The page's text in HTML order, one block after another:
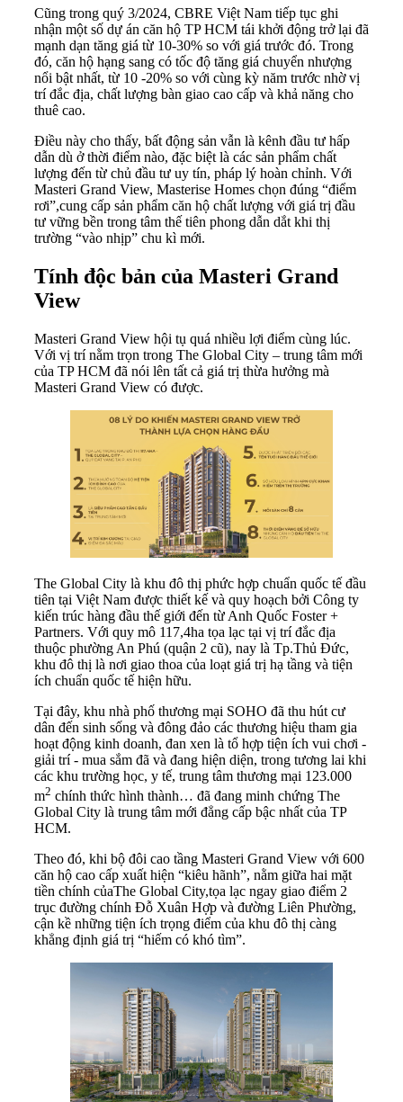
Cũng trong quý 3/2024, CBRE Việt Nam tiếp tục ghi
nhận một số dự án căn hộ TP HCM tái khởi động trở lại đã
mạnh dạn tăng giá từ 10-30% so với giá trước đó. Trong
đó, căn hộ hạng sang có tốc độ tăng giá chuyển nhượng
nổi bật nhất, từ 10 -20% so với cùng kỳ năm trước nhờ vị
trí đắc địa, chất lượng bàn giao cao cấp và khả năng cho
thuê cao.
Điều này cho thấy, bất động sản vẫn là kênh đầu tư hấp
dẫn dù ở thời điểm nào, đặc biệt là các sản phẩm chất
lượng đến từ chủ đầu tư uy tín, pháp lý hoàn chỉnh. Với
Masteri Grand View, Masterise Homes chọn đúng “điểm
rơi”,cung cấp sản phẩm căn hộ chất lượng với giá trị đầu
tư vững bền trong tâm thế tiên phong dẫn dắt khi thị
trường “vào nhịp” chu kì mới.
Tính độc bản của Masteri Grand
View
Masteri Grand View hội tụ quá nhiều lợi điểm cùng lúc.
Với vị trí nằm trọn trong The Global City – trung tâm mới
của TP HCM đã nói lên tất cả giá trị thừa hưởng mà
Masteri Grand View có được.
The Global City là khu đô thị phức hợp chuẩn quốc tế đầu
tiên tại Việt Nam được thiết kế và quy hoạch bởi Công ty
kiến trúc hàng đầu thế giới đến từ Anh Quốc Foster +
Partners. Với quy mô 117,4ha tọa lạc tại vị trí đắc địa
thuộc phường An Phú (quận 2 cũ), nay là Tp.Thủ Đức,
khu đô thị là nơi giao thoa của loạt giá trị hạ tầng và tiện
ích chuẩn quốc tế hiện hữu.
Tại đây, khu nhà phố thương mại SOHO đã thu hút cư
dân đến sinh sống và đông đảo các thương hiệu tham gia
hoạt động kinh doanh, đan xen là tổ hợp tiện ích vui chơi -
giải trí - mua sắm đã và đang hiện diện, trong tương lai khi
các khu trường học, y tế, trung tâm thương mại 123.000
m2 chính thức hình thành… đã đang minh chứng The
Global City là trung tâm mới đẳng cấp bậc nhất của TP
HCM.
Theo đó, khi bộ đôi cao tầng Masteri Grand View với 600
căn hộ cao cấp xuất hiện “kiêu hãnh”, nằm giữa hai mặt
tiền chính củaThe Global City,tọa lạc ngay giao điểm 2
trục đường chính Đỗ Xuân Hợp và đường Liên Phường,
cận kề những tiện ích trọng điểm của khu đô thị càng
khẳng định giá trị “hiếm có khó tìm”.